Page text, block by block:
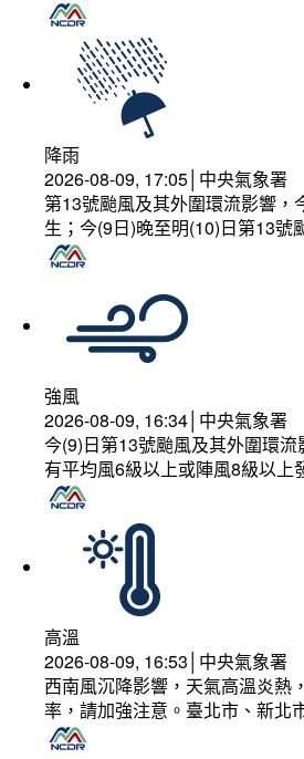
降雨
2026-08-09, 17:05│中央氣象署
第13號颱風及其外圍環流影響，
生；今(9日)晚至明(10)日第13號
強風
2026-08-09, 16:34│中央氣象署
今(9)日第13號颱風及其外圍環
有平均風6級以上或陣風8級以上
高溫
2026-08-09, 16:53│中央氣象署
西南風沉降影響，天氣高溫炎熱
率，請加強注意。臺北市、新北